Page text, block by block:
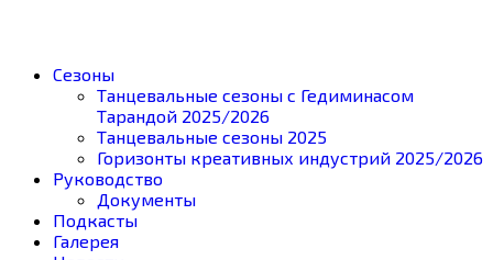
Сезоны
Танцевальные сезоны с Гедиминасом
Тарандой 2025/2026
Танцевальные сезоны 2025
Горизонты креативных индустрий 2025/2026
Руководство
Документы
Подкасты
Галерея